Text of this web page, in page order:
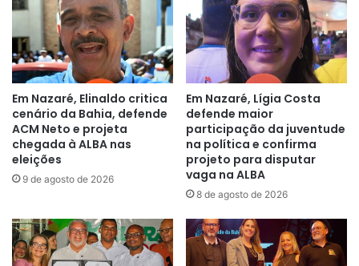
Em Nazaré, Elinaldo critica
cenário da Bahia, defende
ACM Neto e projeta
chegada à ALBA nas
eleições
9 de agosto de 2026
Em Nazaré, Lígia Costa
defende maior
participação da juventude
na política e confirma
projeto para disputar
vaga na ALBA
8 de agosto de 2026